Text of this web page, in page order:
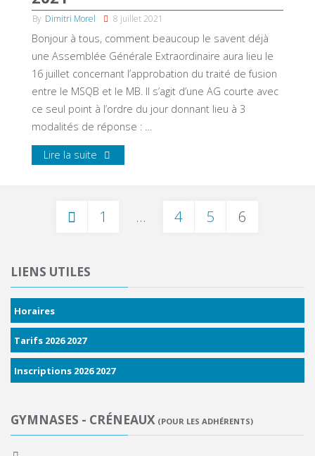
By Dimitri Morel 8 juillet 2021
Bonjour à tous, comment beaucoup le savent déjà
une Assemblée Générale Extraordinaire aura lieu le
16 juillet concernant l’approbation du traité de fusion
entre le MSQB et le MB. Il s’agit d’une AG courte avec
ce seul point à l’ordre du jour donnant lieu à 3
modalités de réponse : …
Lire la suite
1 … 4 5 6
LIENS UTILES
Horaires
Tarifs 2026 2027
Inscriptions 2026 2027
GYMNASES - CRÉNEAUX